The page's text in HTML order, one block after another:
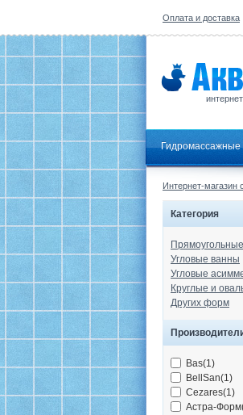
Оплата и доставка
Гидромассажные
Интернет-магазин
Категория
Прямоугольные
Угловые ванны
Угловые
Круглые и
Других форм
Bas(1)
BellSan(1)
Cezares(1)
Астра-